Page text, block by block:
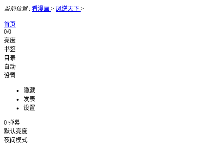
当前位置: 看漫画 > 凤逆天下 >
首页
0/0
亮度
书签
目录
自动
设置
隐藏
发表
设置
0 弹幕
默认亮度
夜间模式